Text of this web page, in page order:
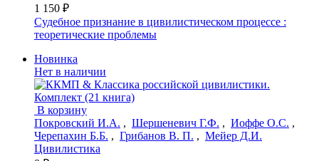
1 150 ₽
Судебное признание в цивилистическом процессе :
теоретические проблемы
Новинка
Нет в наличии
В корзину
Покровский И.А. , Шершеневич Г.Ф. , Иоффе О.С. ,
Черепахин Б.Б. , Грибанов В. П. , Мейер Д.И.
Цивилистика